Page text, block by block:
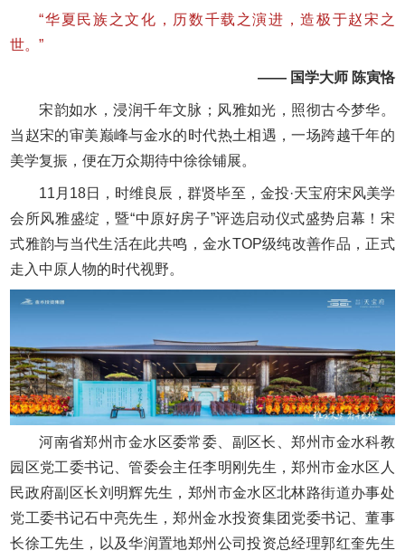
“华夏民族之文化，历数千载之演进，造极于赵宋之
世。”
—— 国学大师 陈寅恪
宋韵如水，浸润千年文脉；风雅如光，照彻古今梦华。
当赵宋的审美巅峰与金水的时代热土相遇，一场跨越千年的
美学复振，便在万众期待中徐徐铺展。
11月18日，时维良辰，群贤毕至，金投·天宝府宋风美学
会所风雅盛绽，暨“中原好房子”评选启动仪式盛势启幕！宋
式雅韵与当代生活在此共鸣，金水TOP级纯改善作品，正式
走入中原人物的时代视野。
河南省郑州市金水区委常委、副区长、郑州市金水科教
园区党工委书记、管委会主任李明刚先生，郑州市金水区人
民政府副区长刘明辉先生，郑州市金水区北林路街道办事处
党工委书记石中亮先生，郑州金水投资集团党委书记、董事
长徐工先生，以及华润置地郑州公司投资总经理郭红奎先生